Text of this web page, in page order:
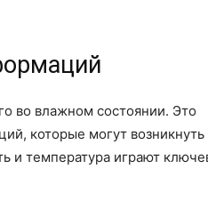
во влажном состоянии. Это
которые могут возникнуть
и температура играют